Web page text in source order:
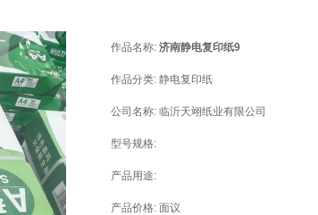
作品名称: 济南静电复印纸9
作品分类: 静电复印纸
公司名称: 临沂天翊纸业有限公司
型号规格:
产品用途:
产品价格: 面议